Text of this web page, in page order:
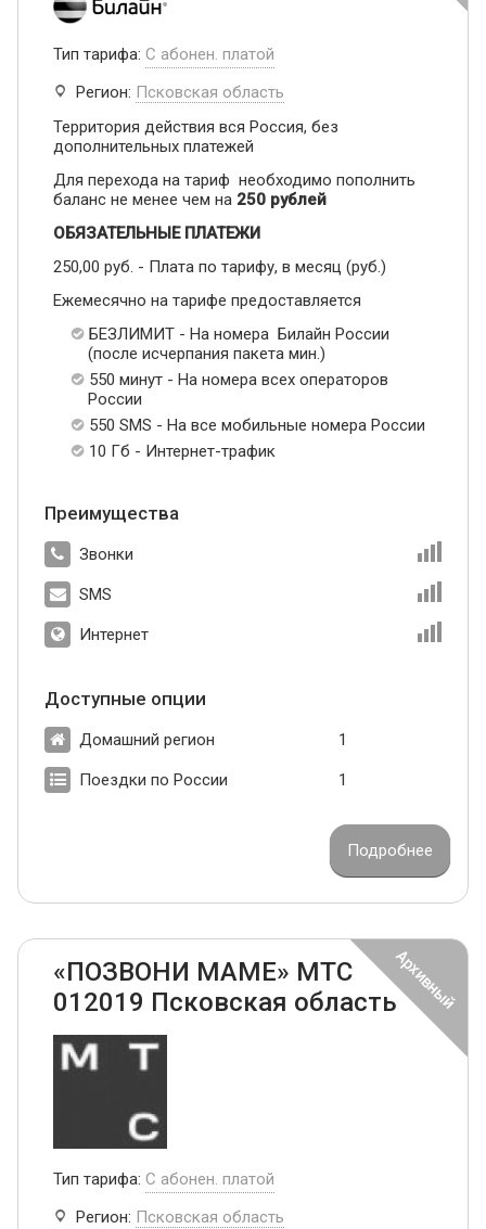
Тип тарифа: С абонен. платой
Регион: Псковская область
Территория действия вся Россия, без
дополнительных платежей
Для перехода на тариф необходимо пополнить
баланс не менее чем на 250 рублей
ОБЯЗАТЕЛЬНЫЕ ПЛАТЕЖИ
250,00 руб. - Плата по тарифу, в месяц (руб.)
Ежемесячно на тарифе предоставляется
БЕЗЛИМИТ - На номера Билайн России
(после исчерпания пакета мин.)
550 минут - На номера всех операторов
России
550 SMS - На все мобильные номера России
10 Гб - Интернет-трафик
Преимущества
Звонки
SMS
Интернет
Доступные опции
Домашний регион 1
Поездки по России 1
Подробнее
«ПОЗВОНИ МАМЕ» МТС
012019 Псковская область
Тип тарифа: С абонен. платой
Регион: Псковская область